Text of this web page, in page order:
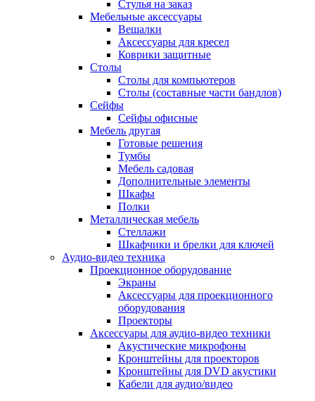
Стулья на заказ
Мебельные аксессуары
Вешалки
Аксессуары для кресел
Коврики защитные
Столы
Столы для компьютеров
Столы (составные части бандлов)
Сейфы
Сейфы офисные
Мебель другая
Готовые решения
Тумбы
Мебель садовая
Дополнительные элементы
Шкафы
Полки
Металлическая мебель
Стеллажи
Шкафчики и брелки для ключей
Аудио-видео техника
Проекционное оборудование
Экраны
Аксессуары для проекционного
оборудования
Проекторы
Аксессуары для аудио-видео техники
Акустические микрофоны
Кронштейны для проекторов
Кронштейны для DVD акустики
Кабели для аудио/видео